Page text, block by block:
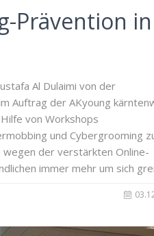
Prävention in
Al Dulaimi von der
Auftrag der AKyoung
von Workshops
und Cybergrooming
der verstärkten Online-
immer mehr um sich